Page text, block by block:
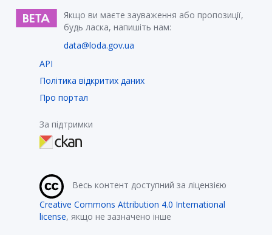
Якщо ви маєте зауваження або пропозиції,
будь ласка, напишіть нам:
data@loda.gov.ua
API
Політика відкритих даних
Про портал
За підтримки
Весь контент доступний за ліцензією
Creative Commons Attribution 4.0 International
license, якщо не зазначено інше